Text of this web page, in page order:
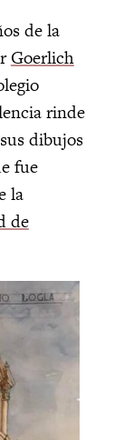
de la
Goerlich
rinde
dibujos
fue
la
de